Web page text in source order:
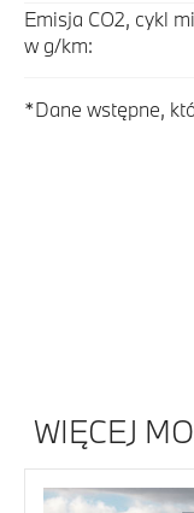
Emisja CO2, cykl
w g/km:
*Dane wstępne,
WIĘCEJ